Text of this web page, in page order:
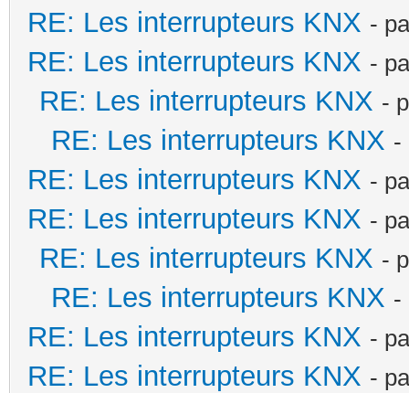
RE: Les interrupteurs KNX -
RE: Les interrupteurs KNX -
RE: Les interrupteurs KNX -
RE: Les interrupteurs KNX -
RE: Les interrupteurs KNX -
RE: Les interrupteurs KNX -
RE: Les interrupteurs KNX -
RE: Les interrupteurs KNX -
RE: Les interrupteurs KNX -
RE: Les interrupteurs KNX -